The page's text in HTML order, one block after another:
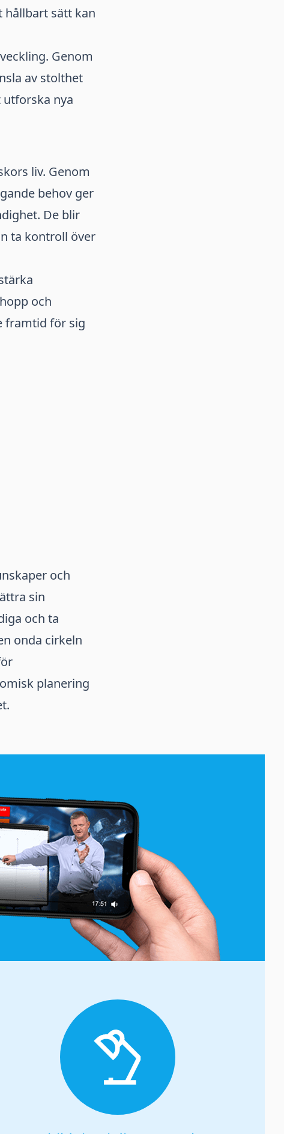
hållbart sätt kan
Genom
av stolthet
nya
liv. Genom
behov ger
De blir
ta kontroll över
och
framtid för sig
och
sin
och ta
onda cirkeln
planering